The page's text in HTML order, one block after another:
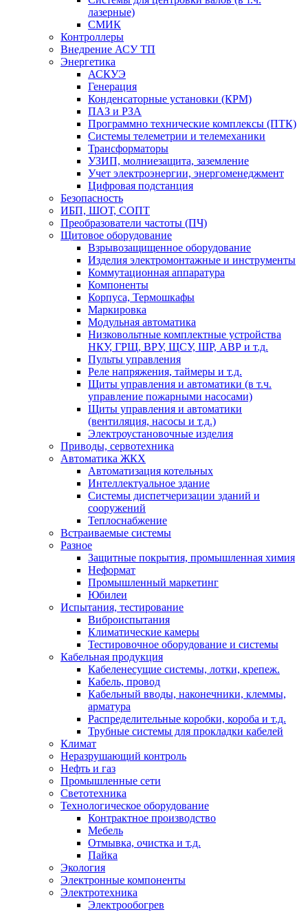
лазерные)
СМИК
Контроллеры
Внедрение АСУ ТП
Энергетика
АСКУЭ
Генерация
Конденсаторные установки (КРМ)
ПАЗ и РЗА
Программно технические комплексы (ПТК)
Системы телеметрии и телемеханики
Трансформаторы
УЗИП, молниезащита, заземление
Учет электроэнергии, энергоменеджмент
Цифровая подстанция
Безопасность
ИБП, ШОТ, СОПТ
Преобразователи частоты (ПЧ)
Щитовое оборудование
Взрывозащищенное оборудование
Изделия электромонтажные и инструменты
Коммутационная аппаратура
Компоненты
Корпуса, Термошкафы
Маркировка
Модульная автоматика
Низковольтные комплектные устройства
НКУ, ГРЩ, ВРУ, ЩСУ, ШР, АВР и т.д.
Пульты управления
Реле напряжения, таймеры и т.д.
Щиты управления и автоматики (в т.ч.
управление пожарными насосами)
Щиты управления и автоматики
(вентиляция, насосы и т.д.)
Электроустановочные изделия
Приводы, сервотехника
Автоматика ЖКХ
Автоматизация котельных
Интеллектуальное здание
Системы диспетчеризации зданий и
сооружений
Теплоснабжение
Встраиваемые системы
Разное
Защитные покрытия, промышленная химия
Неформат
Промышленный маркетинг
Юбилеи
Испытания, тестирование
Виброиспытания
Климатические камеры
Тестировочное оборудование и системы
Кабельная продукция
Кабеленесущие системы, лотки, крепеж.
Кабель, провод
Кабельный вводы, наконечники, клеммы,
арматура
Распределительные коробки, короба и т.д.
Трубные системы для прокладки кабелей
Климат
Неразрушающий контроль
Нефть и газ
Промышленные сети
Светотехника
Технологическое оборудование
Контрактное производство
Мебель
Отмывка, очистка и т.д.
Пайка
Экология
Электронные компоненты
Электротехника
Электрообогрев